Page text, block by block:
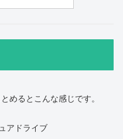
めるとこんな感じです。
アドライブ